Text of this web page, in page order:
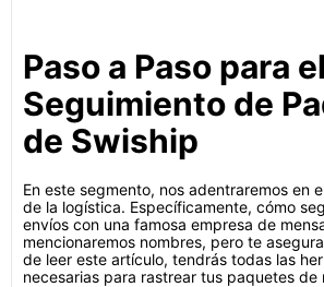
Paso a Paso para el
Seguimiento de
de Swiship
En este segmento, nos adentraremos en
de la logística. Específicamente, cómo
envíos con una famosa empresa de
mencionaremos nombres, pero te
de leer este artículo, tendrás todas las
necesarias para rastrear tus paquetes de